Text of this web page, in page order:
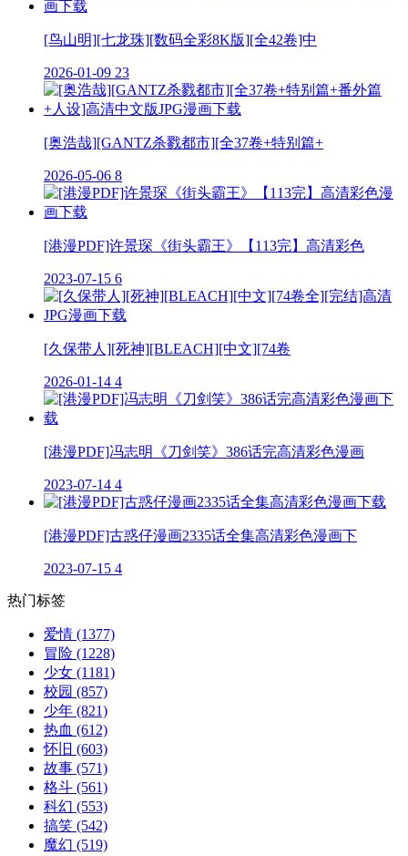
[鸟山明][七龙珠][数码全彩8K版][全42卷]中
2026-01-09 23
[奥浩哉][GANTZ杀戮都市][全37卷+特别篇+
2026-05-06 8
[港漫PDF]许景琛《街头霸王》【113完】高清彩色
2023-07-15 6
[久保带人][死神][BLEACH][中文][74卷
2026-01-14 4
[港漫PDF]冯志明《刀剑笑》386话完高清彩色漫画
2023-07-14 4
[港漫PDF]古惑仔漫画2335话全集高清彩色漫画下
2023-07-15 4
热门标签
爱情 (1377)
冒险 (1228)
少女 (1181)
校园 (857)
少年 (821)
热血 (612)
怀旧 (603)
故事 (571)
格斗 (561)
科幻 (553)
搞笑 (542)
魔幻 (519)